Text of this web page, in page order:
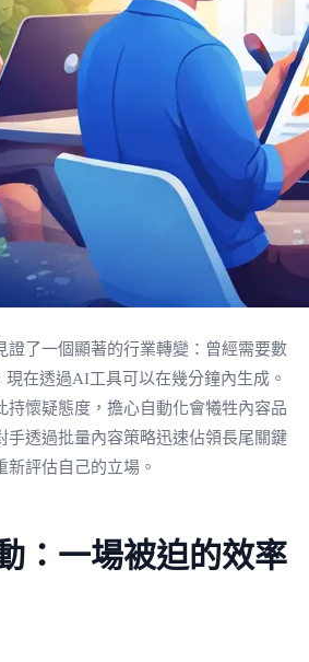
證了一個顯著的行業轉變：曾經需要數
現在透過AI工具可以在幾分鐘內生成。
持懷疑態度，擔心自動化會犧牲內容品
手透過批量內容策略迅速佔領長尾關鍵
新評估自己的立場。
：一場被迫的效率